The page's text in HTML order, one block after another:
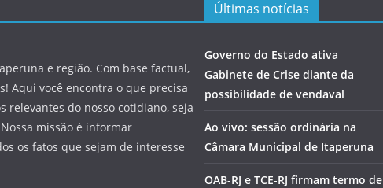
e região. Com base factual,
Aqui você encontra o que precisa
relevantes do nosso cotidiano, seja
missão é informar
os fatos que sejam de interesse
Últimas notícias
Governo do Estado ativa
Gabinete de Crise diante da
possibilidade de vendaval
Ao vivo: sessão ordinária na
Câmara Municipal de Itaperuna
OAB-RJ e TCE-RJ firmam termo de